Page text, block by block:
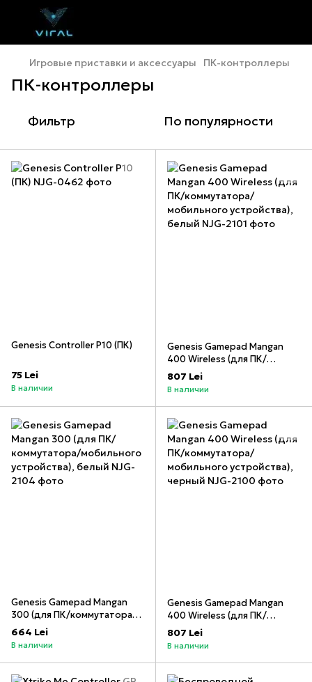
Игровые приставки и аксессуары ПК-контроллеры
ПК-контроллеры
Фильтр По популярности
Genesis Controller P10 (ПК)
75 Lei
В наличии
Genesis Gamepad Mangan
400 Wireless (для ПК/
коммутатора/мобильного
устройства), белый
807 Lei
В наличии
Genesis Gamepad Mangan
300 (для ПК/коммутатора/
мобильного устройства),
белый
664 Lei
В наличии
Genesis Gamepad Mangan
400 Wireless (для ПК/
коммутатора/мобильного
устройства), черный
807 Lei
В наличии